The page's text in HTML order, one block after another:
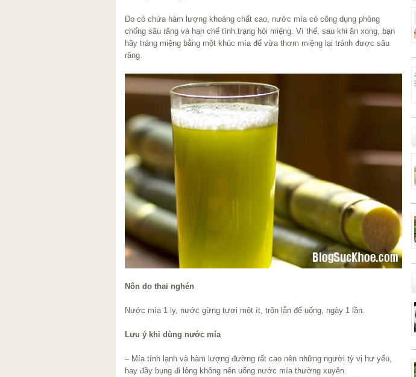
Do có chứa hàm lượng khoáng chất cao, nước mía có công dụng phòng
chống sâu răng và hạn chế tình trạng hôi miệng. Vì thế, sau khi ăn xong, bạn
hãy tráng miệng bằng một khúc mía để vừa thơm miệng lại tránh được sâu
răng.
Nôn do thai nghén
Nước mía 1 ly, nước gừng tươi một ít, trộn lẫn để uống, ngày 1 lần.
Lưu ý khi dùng nước mía
– Mía tính lạnh và hàm lượng đường rất cao nên những người tỳ vị hư yếu,
hay đầy bụng đi lỏng không nên uống nước mía thường xuyên.